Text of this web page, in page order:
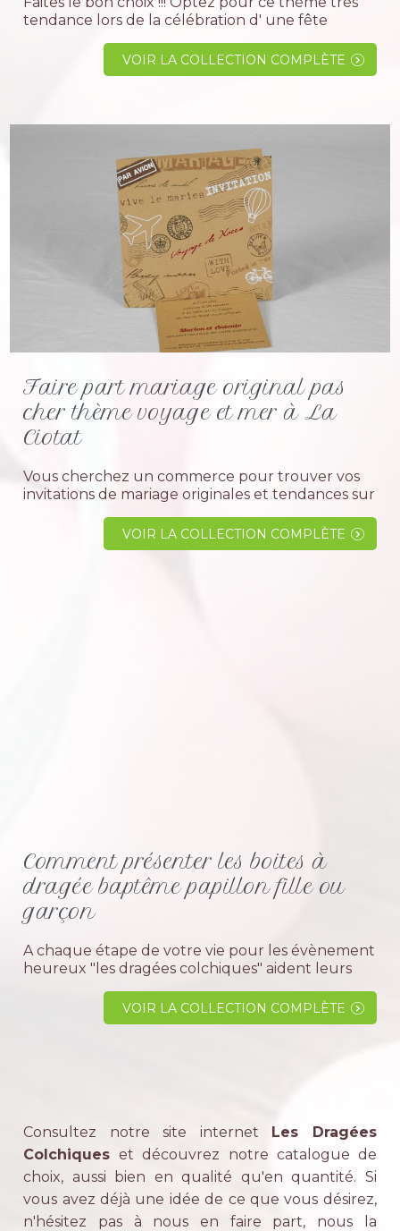
tendance lors de la célébration d' une fête
même la communion. Le thème des anges est un
VOIR LA COLLECTION COMPLÈTE
Faire part mariage original pas
cher thème voyage et mer à La
Ciotat
Vous cherchez un commerce pour trouver vos
invitations de mariage originales et tendances sur
cherchez plus !!! Nous avons pour vous la
solution grâce aux dragées colchiques
VOIR LA COLLECTION COMPLÈTE
Comment présenter les boites à
dragée baptême papillon fille ou
garçon
A chaque étape de votre vie pour les évènement
heureux "les dragées colchiques" aident leurs
donner aux convives quand vous allez célébrer
VOIR LA COLLECTION COMPLÈTE
Consultez notre site internet Les Dragées
Colchiqueset découvrez notre catalogue de
choix, aussi bien en qualité qu'en quantité. Si
vous avez déjà une idée de ce que vous désirez,
n'hésitez pas à nous en faire part, nous la